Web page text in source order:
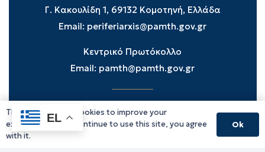
Γ. Κακουλίδη 1, 69132 Κομοτηνή, Ελλάδα
Email: periferiarxis@pamth.gov.gr
Κεντρικό Πρωτόκολλο
Email: pamth@pamth.gov.gr
Υπηρεσίες Δράμας
Υπηρεσίες Καβάλας
EL
This website uses cookies to improve your
experience. If you continue to use this site, you agree
with it.
Ok